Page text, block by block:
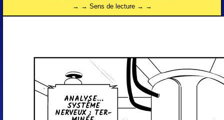
→ → Sens de lecture → →
ANALYSE…
SYSTÈME
NERVEUX : TER­